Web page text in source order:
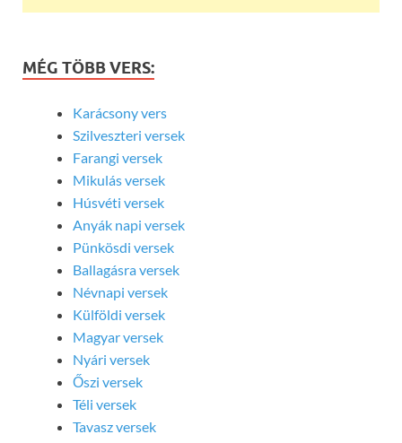
MÉG TÖBB VERS:
Karácsony vers
Szilveszteri versek
Farangi versek
Mikulás versek
Húsvéti versek
Anyák napi versek
Pünkösdi versek
Ballagásra versek
Névnapi versek
Külföldi versek
Magyar versek
Nyári versek
Őszi versek
Téli versek
Tavasz versek